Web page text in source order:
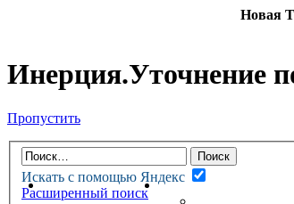
Новая
Инерция.Уточнение
Пропустить
Искать с помощью Яндекс
Расширенный поиск
НОВАЯ ТЕОРИЯФОРУМ